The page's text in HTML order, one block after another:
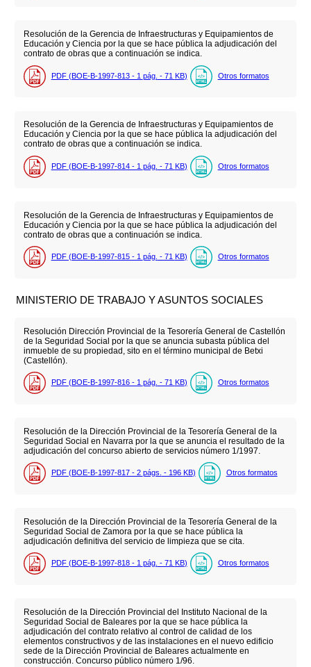
Resolución de la Gerencia de Infraestructuras y Equipamientos de
Educación y Ciencia por la que se hace pública la adjudicación del
contrato de obras que a continuación se indica.
PDF (BOE-B-1997-813 - 1 pág. - 71 KB) Otros formatos
Resolución de la Gerencia de Infraestructuras y Equipamientos de
Educación y Ciencia por la que se hace pública la adjudicación del
contrato de obras que a continuación se indica.
PDF (BOE-B-1997-814 - 1 pág. - 71 KB) Otros formatos
Resolución de la Gerencia de Infraestructuras y Equipamientos de
Educación y Ciencia por la que se hace pública la adjudicación del
contrato de obras que a continuación se indica.
PDF (BOE-B-1997-815 - 1 pág. - 71 KB) Otros formatos
MINISTERIO DE TRABAJO Y ASUNTOS SOCIALES
Resolución Dirección Provincial de la Tesorería General de Castellón
de la Seguridad Social por la que se anuncia subasta pública del
inmueble de su propiedad, sito en el término municipal de Betxi
(Castellón).
PDF (BOE-B-1997-816 - 1 pág. - 71 KB) Otros formatos
Resolución de la Dirección Provincial de la Tesorería General de la
Seguridad Social en Navarra por la que se anuncia el resultado de la
adjudicación del concurso abierto de servicios número 1/1997.
PDF (BOE-B-1997-817 - 2 págs. - 196 KB) Otros formatos
Resolución de la Dirección Provincial de la Tesorería General de la
Seguridad Social de Zamora por la que se hace pública la
adjudicación definitiva del servicio de limpieza que se cita.
PDF (BOE-B-1997-818 - 1 pág. - 71 KB) Otros formatos
Resolución de la Dirección Provincial del Instituto Nacional de la
Seguridad Social de Baleares por la que se hace pública la
adjudicación del contrato relativo al control de calidad de los
elementos constructivos y de las instalaciones en el nuevo edificio
sede de la Dirección Provincial de Baleares actualmente en
construcción. Concurso público número 1/96.